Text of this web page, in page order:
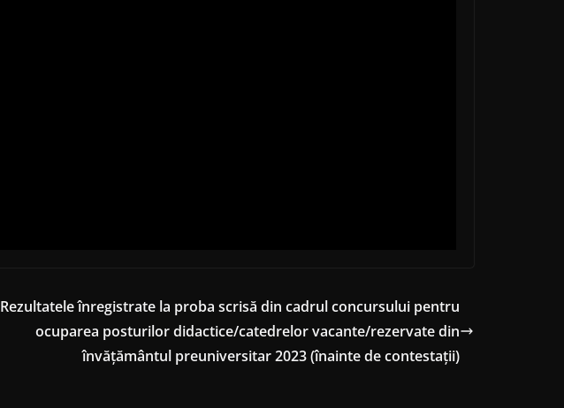
Rezultatele înregistrate la proba scrisă din cadrul concursului pentru
ocuparea posturilor didactice/catedrelor vacante/rezervate din
învăţământul preuniversitar 2023 (înainte de contestaţii)